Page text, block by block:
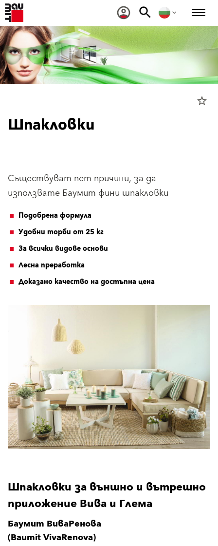
star_border
Шпакловки
Съществуват пет причини, за да
използвате Баумит фини шпакловки
Подобрена формула
Удобни торби от 25 кг
За всички видове основи
Лесна преработка
Доказано качество на достъпна цена
Шпакловки за външно и вътрешно
приложение Вива и Глема
Баумит ВиваРенова
(Baumit VivaRenova)